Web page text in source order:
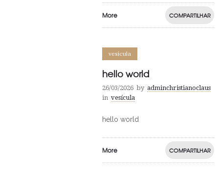
More COMPARTILHAR
vesícula
hello world
26/03/2026 by adminchristianoclaus
in vesícula
hello world
More COMPARTILHAR